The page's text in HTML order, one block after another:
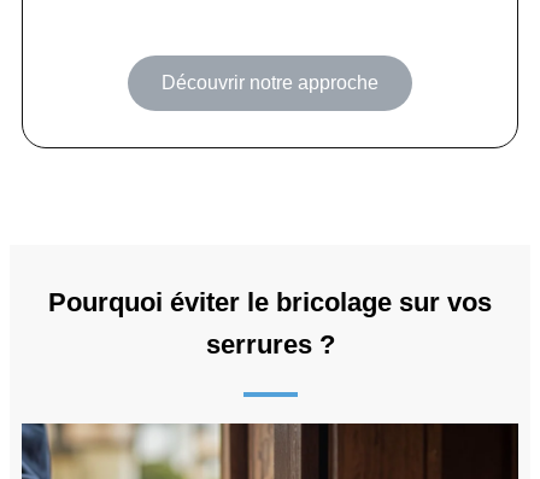
Découvrir notre approche
Pourquoi éviter le bricolage sur vos
serrures ?